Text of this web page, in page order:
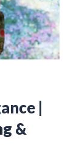
|
&